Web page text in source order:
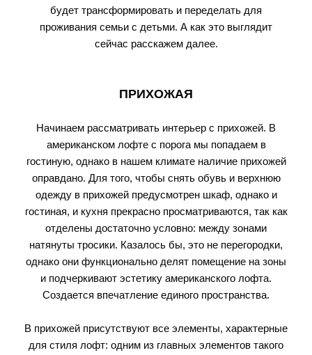
будет трансформировать и переделать для
проживания семьи с детьми. А как это выглядит
сейчас расскажем далее.
ПРИХОЖАЯ
Начинаем рассматривать интерьер с прихожей. В
американском лофте с порога мы попадаем в
гостиную, однако в нашем климате наличие прихожей
оправдано. Для того, чтобы снять обувь и верхнюю
одежду в прихожей предусмотрен шкаф, однако и
гостиная, и кухня прекрасно просматриваются, так как
отделены достаточно условно: между зонами
натянуты тросики. Казалось бы, это не перегородки,
однако они функционально делят помещение на зоны
и подчеркивают эстетику американского лофта.
Создается впечатление единого пространства.
В прихожей присутствуют все элементы, характерные
для стиля лофт: одним из главных элементов такого